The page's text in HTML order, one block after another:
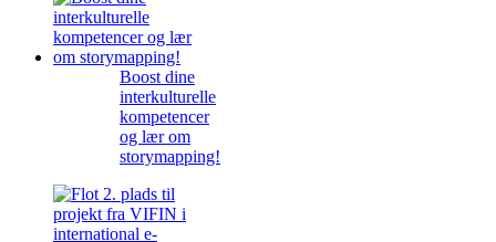
Boost dine
interkulturelle
kompetencer
og lær om
storymapping!